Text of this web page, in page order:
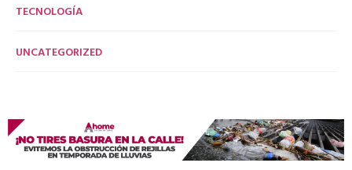
TECNOLOGÍA
UNCATEGORIZED